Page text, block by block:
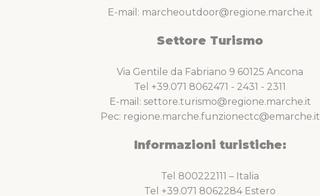
E-mail: marcheoutdoor@regione.marche.it
Settore Turismo
Via Gentile da Fabriano 9 60125 Ancona
Tel +39.071 8062471 - 2431 - 2311
E-mail: settore.turismo@regione.marche.it
Pec: regione.marche.funzionectc@emarche.it
Informazioni turistiche:
Tel 800222111 – Italia
Tel +39.071 8062284 Estero